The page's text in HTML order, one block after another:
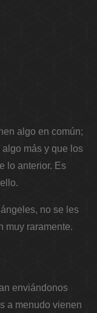
algo en común;
más y que los
lo anterior. Es
no se les
muy raramente.
enviándonos
a menudo vienen